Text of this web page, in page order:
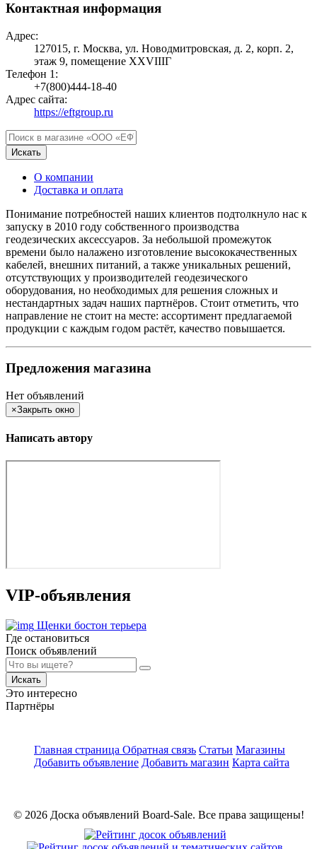
Контактная информация
Адрес:
127015, г. Москва, ул. Новодмитровская, д. 2, корп. 2,
этаж 9, помещение XXVIIIГ
Телефон 1:
+7(800)444-18-40
Адрес сайта:
https://eftgroup.ru
Искать
О компании
Доставка и оплата
Понимание потребностей наших клиентов подтолкнуло нас к
запуску в 2010 году собственного производства
геодезических аксессуаров. За небольшой промежуток
времени было налажено изготовление высококачественных
кабелей, внешних питаний, а также уникальных решений,
отсутствующих у производителей геодезического
оборудования, но необходимых для решения сложных и
нестандартных задач наших партнёров. Стоит отметить, что
направление не стоит на месте: ассортимент предлагаемой
продукции с каждым годом растёт, качество повышается.
Предложения магазина
Нет объявлений
×Закрыть окно
Написать автору
VIP-объявления
Щенки бостон терьера
Где остановиться
Поиск объявлений
Искать
Это интересно
Партнёры
Главная страница Обратная связь Статьи Магазины
Добавить объявление Добавить магазин Карта сайта
© 2026 Доска объявлений Board-Sale. Все права защищены!